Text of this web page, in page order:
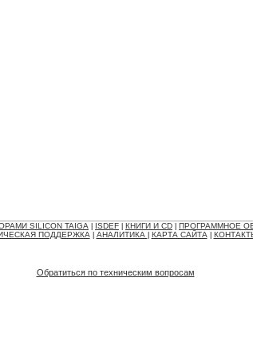
SILICON TAIGA ISDEF КНИГИ И CD ПРОГРАММНОЕ
ПОДДЕРЖКА| АНАЛИТИКА КАРТА САЙТА|
Обратиться по техническим вопросам